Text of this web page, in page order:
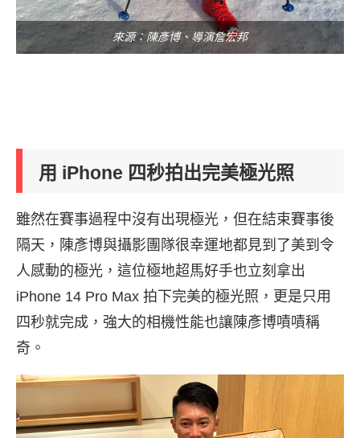
來源：陳彥博、導演詹宏邦
用 iPhone 四秒拍出完美極光照
雖然在賽事過程中沒有出現極光，但在結束賽事後
隔天，陳彥博與攝影團隊很幸運地都見到了美到令
人感動的極光，這位極地超馬好手也立刻拿出
iPhone 14 Pro Max 拍下完美的極光照，更是只用
四秒就完成，強大的相機性能也讓陳彥博嘖嘖稱
奇。